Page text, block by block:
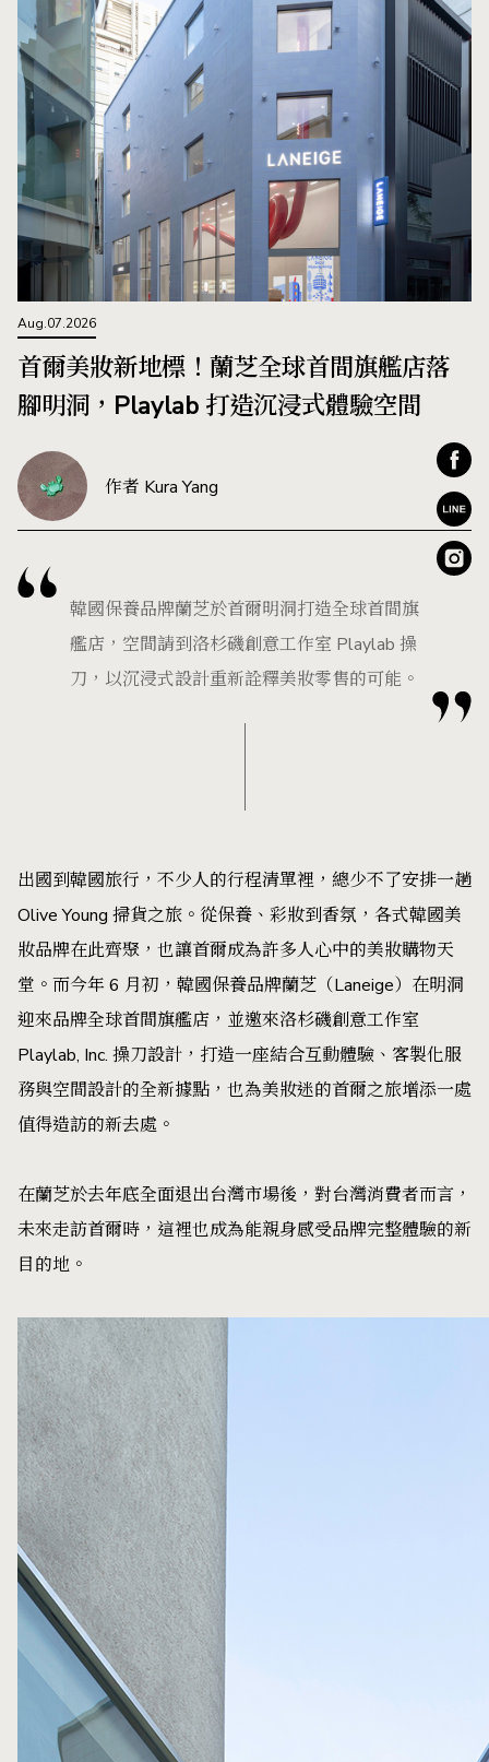
Aug.07.2026
首爾美妝新地標！蘭芝全球首間旗艦店落
腳明洞，Playlab 打造沉浸式體驗空間
作者 Kura Yang
韓國保養品牌蘭芝於首爾明洞打造全球首間旗
艦店，空間請到洛杉磯創意工作室 Playlab 操
刀，以沉浸式設計重新詮釋美妝零售的可能。
出國到韓國旅行，不少人的行程清單裡，總少不了安排一趟
Olive Young 掃貨之旅。從保養、彩妝到香氛，各式韓國美
妝品牌在此齊聚，也讓首爾成為許多人心中的美妝購物天
堂。而今年 6 月初，韓國保養品牌蘭芝（Laneige）在明洞
迎來品牌全球首間旗艦店，並邀來洛杉磯創意工作室
Playlab, Inc. 操刀設計，打造一座結合互動體驗、客製化服
務與空間設計的全新據點，也為美妝迷的首爾之旅增添一處
值得造訪的新去處。
在蘭芝於去年底全面退出台灣市場後，對台灣消費者而言，
未來走訪首爾時，這裡也成為能親身感受品牌完整體驗的新
目的地。